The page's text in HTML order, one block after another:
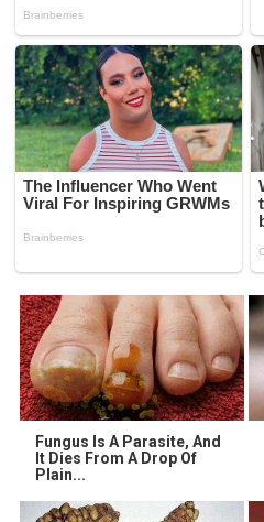
Fungus Is A Parasite, And
It Dies From A Drop Of
Plain...